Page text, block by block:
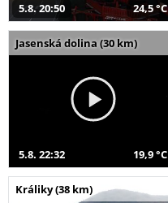
5.8. 20:50 24,5 °C
Jasenská dolina (30 km)
5.8. 22:32 19,9 °C
Králiky (38 km)